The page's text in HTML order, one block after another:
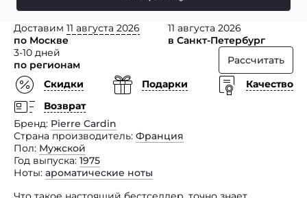
Доставим 11 августа 2026
по Москве
11 августа 2026
в Санкт-Петербург
3-10 дней
по регионам
Рассчитать
Скидки
Подарки
Качество
Возврат
Бренд Pierre Cardin
Страна производитель Франция
Пол Мужской
Год выпуска 1975
Ноты ароматические ноты